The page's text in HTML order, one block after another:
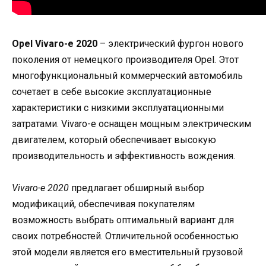
Opel Vivaro-e 2020 – электрический фургон нового
поколения от немецкого производителя Opel. Этот
многофункциональный коммерческий автомобиль
сочетает в себе высокие эксплуатационные
характеристики с низкими эксплуатационными
затратами. Vivaro-e оснащен мощным электрическим
двигателем, который обеспечивает высокую
производительность и эффективность вождения.
Vivaro-e 2020 предлагает обширный выбор
модификаций, обеспечивая покупателям
возможность выбрать оптимальный вариант для
своих потребностей. Отличительной особенностью
этой модели является его вместительный грузовой